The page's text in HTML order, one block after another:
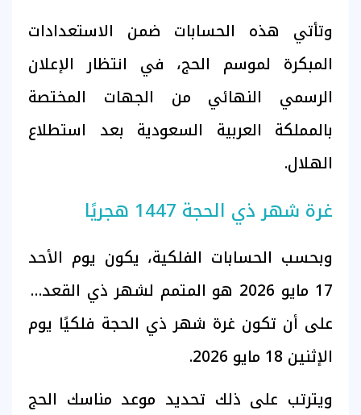
وتأتي هذه الحسابات ضمن الاستعدادات
المبكرة لموسم الحج، في انتظار الإعلان
الرسمي النهائي من الجهات المختصة
بالمملكة العربية السعودية بعد استطلاع
الهلال.
غرة شهر ذي الحجة 1447 هجريًا
وبحسب الحسابات الفلكية، يكون يوم الأحد
17 مايو 2026 هو المتمم لشهر ذي القعدة،
على أن تكون غرة شهر ذي الحجة فلكيًا يوم
الإثنين 18 مايو 2026.
ويترتب على ذلك تحديد موعد مناسك الحج